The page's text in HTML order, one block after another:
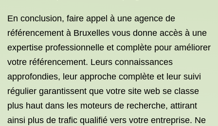
En conclusion, faire appel à une agence de
référencement à Bruxelles vous donne accès à une
expertise professionnelle et complète pour améliorer
votre référencement. Leurs connaissances
approfondies, leur approche complète et leur suivi
régulier garantissent que votre site web se classe
plus haut dans les moteurs de recherche, attirant
ainsi plus de trafic qualifié vers votre entreprise. Ne